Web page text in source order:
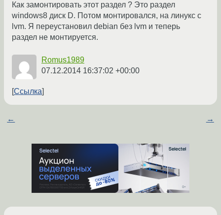
Как замонтировать этот раздел ? Это раздел
windows8 диск D. Потом монтировался, на линукс с
lvm. Я переустановил debian без lvm и теперь
раздел не монтируется.
Romus1989
07.12.2014 16:37:02 +00:00
Ссылка
← →